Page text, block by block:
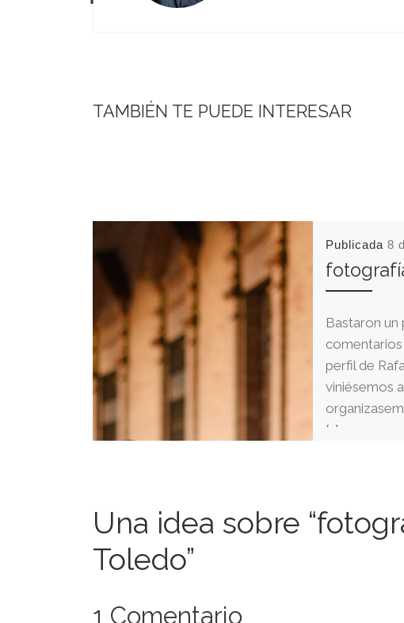
TAMBIÉN TE PUEDE INTERESAR
Publicada8
Bastaron un
perfil de
viniésemos
[…]
Una idea sobre
Toledo”
1 Comentario